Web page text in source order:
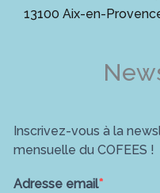
13100 Aix-en-
Inscrivez-vous à la
mensuelle du COFEES !
Adresse email